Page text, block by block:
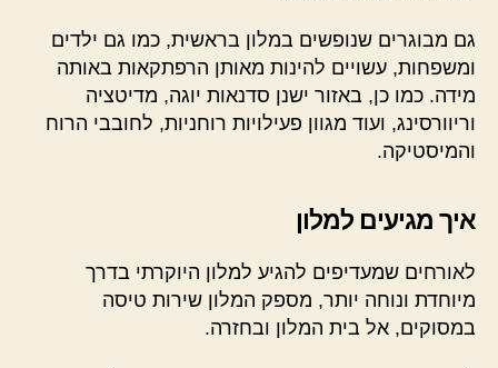
גם מבוגרים שנופשים במלון בראשית, כמו גם ילדים
ומשפחות, עשויים להינות מאותן הרפתקאות באותה
מידה. כמו כן, באזור ישנן סדנאות יוגה, מדיטציה
וריוורסינג, ועוד מגוון פעילויות רוחניות, לחובבי הרוח
והמיסטיקה.
איך מגיעים למלון
לאורחים שמעדיפים להגיע למלון היוקרתי בדרך
מיוחדת ונוחה יותר, מספק המלון שירות טיסה
במסוקים, אל בית המלון ובחזרה.